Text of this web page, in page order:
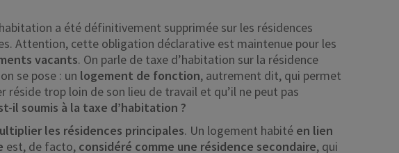
a été définitivement supprimée sur les résidences
Attention, cette obligation déclarative est maintenue pour les
vacants. On parle de taxe d’habitation sur la résidence
se pose : un logement de fonction, autrement dit, qui permet
réside trop loin de son lieu de travail et qu’il ne peut pas
il soumis à la taxe d’habitation ?
les résidences principales. Un logement habité en lien
est, de facto, considéré comme une résidence secondaire, qui